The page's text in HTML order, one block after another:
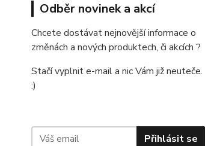
Odběr novinek a akcí
Chcete dostávat nejnovější informace o
změnách a nových produktech, či akcích ?
Stačí vyplnit e-mail a nic Vám již neuteče.
:)
Přihlásit se